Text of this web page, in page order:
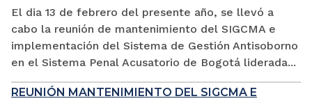
El dia 13 de febrero del presente año, se llevó a
cabo la reunión de mantenimiento del SIGCMA e
implementación del Sistema de Gestión Antisoborno
en el Sistema Penal Acusatorio de Bogotá liderada...
REUNIÓN MANTENIMIENTO DEL SIGCMA E